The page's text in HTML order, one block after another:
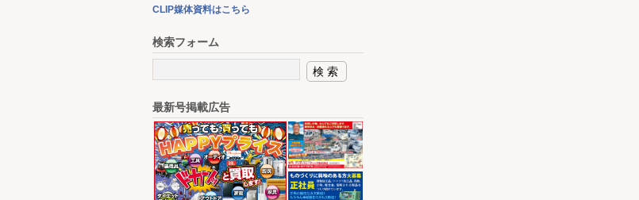
CLIP媒体資料はこちら
検索フォーム
最新号掲載広告